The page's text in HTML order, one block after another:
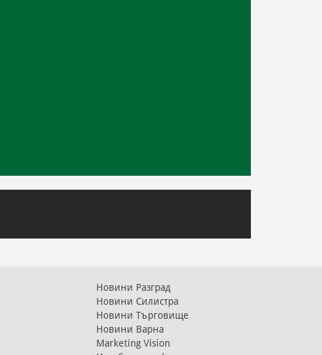
Новини Разград
Новини Силистра
Новини Търговище
Новини Варна
Marketing Vision